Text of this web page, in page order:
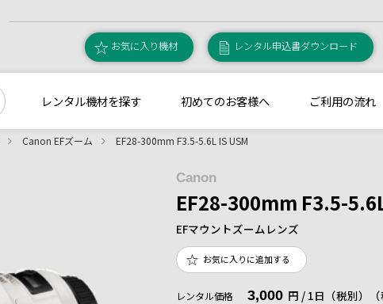
お気に入り機材 レンタル申込書ダウンロード
レンタル機材を探す 初めてのお客様へ ご利用の流れ
Canon EFズーム EF28-300mm F3.5-5.6L IS USM
Canon
EF28-300mm F3.5-
EFマウントズームレンズ
お気に入りに追加する
レンタル価格 3,000 円 / 1日（税別）